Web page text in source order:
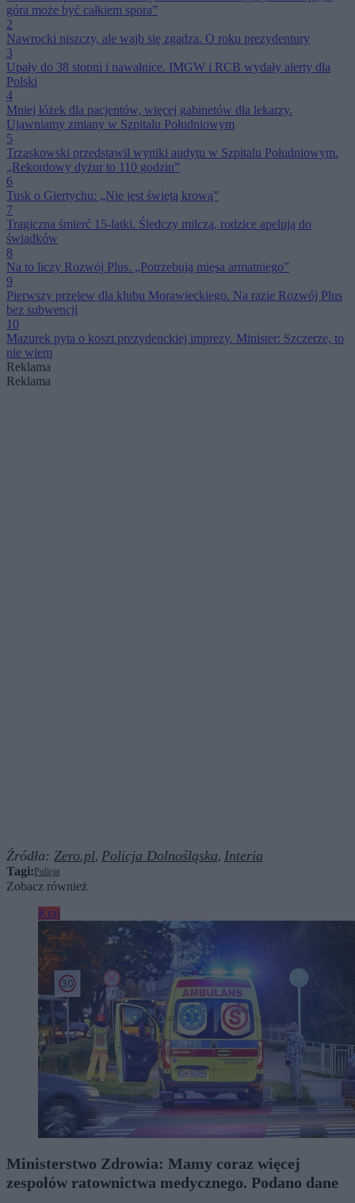
góra może być całkiem spora”
2
Nawrocki niszczy, ale wajb się zgadza. O roku prezydentury
3
Upały do 38 stopni i nawałnice. IMGW i RCB wydały alerty dla
Polski
4
Mniej łóżek dla pacjentów, więcej gabinetów dla lekarzy.
Ujawniamy zmiany w Szpitalu Południowym
5
Trzaskowski przedstawił wyniki audytu w Szpitalu Południowym.
„Rekordowy dyżur to 110 godzin”
6
Tusk o Giertychu: „Nie jest świętą krową”
7
Tragiczna śmierć 15-latki. Śledczy milczą, rodzice apelują do
świadków
8
Na to liczy Rozwój Plus. „Potrzebują mięsa armatniego”
9
Pierwszy przelew dla klubu Morawieckiego. Na razie Rozwój Plus
bez subwencji
10
Mazurek pyta o koszt prezydenckiej imprezy. Minister: Szczerze, to
nie wiem
Reklama
Reklama
Źródła: Zero.pl, Policja Dolnośląska, Interia
Tagi:Policja
Zobacz również
Kraj
Ministerstwo Zdrowia: Mamy coraz więcej
zespołów ratownictwa medycznego. Podano dane